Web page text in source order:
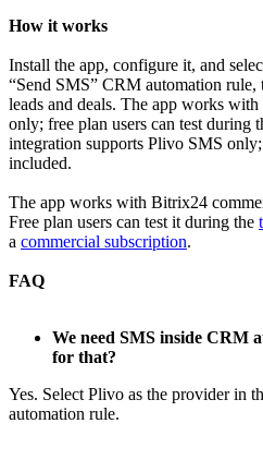
How it works
Install the app, configure it, and
“Send SMS” CRM automation
leads and deals. The app works
only; free plan users can test during
integration supports Plivo SMS
included.
The app works with Bitrix24
Free plan users can test it during the
a commercial subscription.
FAQ
We need SMS inside CRM
for that?
Yes. Select Plivo as the provider in
automation rule.